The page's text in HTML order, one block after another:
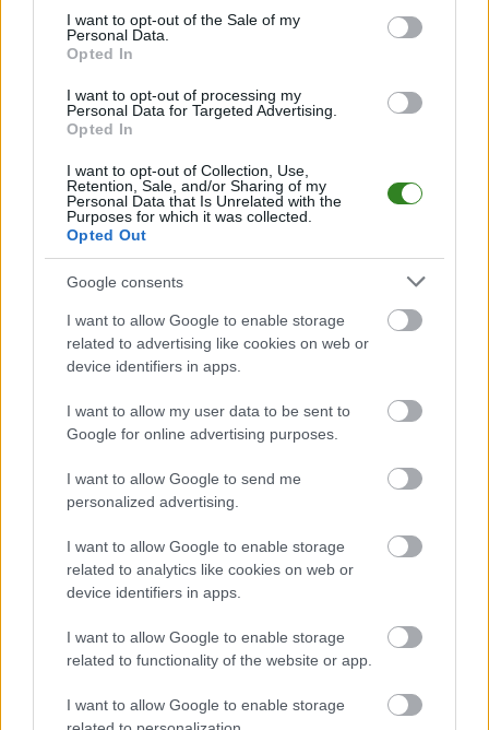
consent section.
I want to opt-out of the Sale of my
Personal Data.
Opted In
I want to opt-out of processing my
Personal Data for Targeted Advertising.
Opted In
I want to opt-out of Collection, Use,
Retention, Sale, and/or Sharing of my
Personal Data that Is Unrelated with the
Purposes for which it was collected.
Opted Out
Google consents
I want to allow Google to enable storage
related to advertising like cookies on web or
device identifiers in apps.
I want to allow my user data to be sent to
Google for online advertising purposes.
I want to allow Google to send me
personalized advertising.
I want to allow Google to enable storage
related to analytics like cookies on web or
device identifiers in apps.
I want to allow Google to enable storage
related to functionality of the website or app.
I want to allow Google to enable storage
meczów, wynikach, transferach i newsach klubowych
PodkarpacieLive.pl to największa baza
piłkarskichw województwie. Sprawdź nasze relacje, śledź ulubioną ligę i
Analiza przed meczem: Łęk Ostrów vs Hetman Laszki
Jarosław > Klasa A. Spotkanie zostanie rozegrane w dniu 25 kwietnia 2026.
Początek meczu o godz. 16:00.
Łęk Ostrówprzystępuje do tego spotkania w roli gospodarza. Jak
drużyna radzi sobie w sezonie 2025/2026 rozgrywek Jarosław > Klasa A
przed własną publicznością? Na tej stronie możecie zobaczyć tabelę
uwzględniającą tylko mecze u siebie. W tabeli biorącej pod uwagę tylko
Hetman Laszki.
Jarosław > Klasa A - sytuacja w tabeli
zajmują 9. miejscew tabeli. Goście (Hetman Laszki) plasują się na
miejscu.
bramkowe.
Łęk Ostrów vs. Hetman Laszki - relacja, wynik na żywo, transmisja
Wynik meczu Łęk Ostrów - Hetman Laszki znajdziesz na naszej stronie
zaraz po jego zakończeniu. Jeżeli szukasz informacji meczowych, zajrzyj
Łęk Ostrów vs. Hetman Laszki - wynik, składy, strzelcy
Jeżeli w internecie lub TV dostępna jest
albo innych spotkań Jarosław > Klasa A
na pewno znajdziesz takie informacje na naszym portalu. Możliwe jednak,
że nigdzie nie pojawi się stream online z tego pojedynku. Śledź portal